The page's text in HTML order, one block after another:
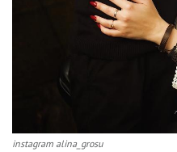
instagram alina_grosu